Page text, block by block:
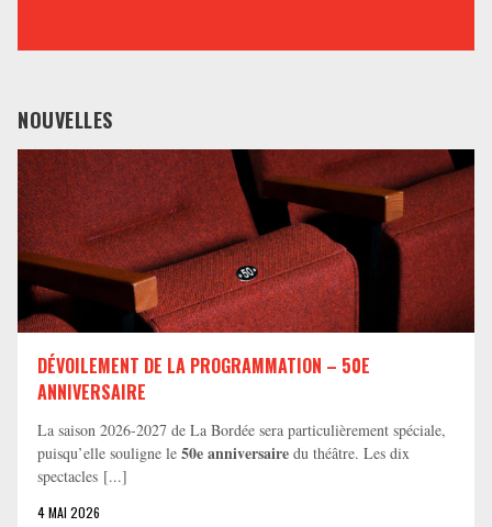
NOUVELLES
DÉVOILEMENT DE LA PROGRAMMATION – 50E
ANNIVERSAIRE
La saison 2026-2027 de La Bordée sera particulièrement spéciale,
puisqu’elle souligne le 50e anniversaire du théâtre. Les dix
spectacles [...]
4 MAI 2026